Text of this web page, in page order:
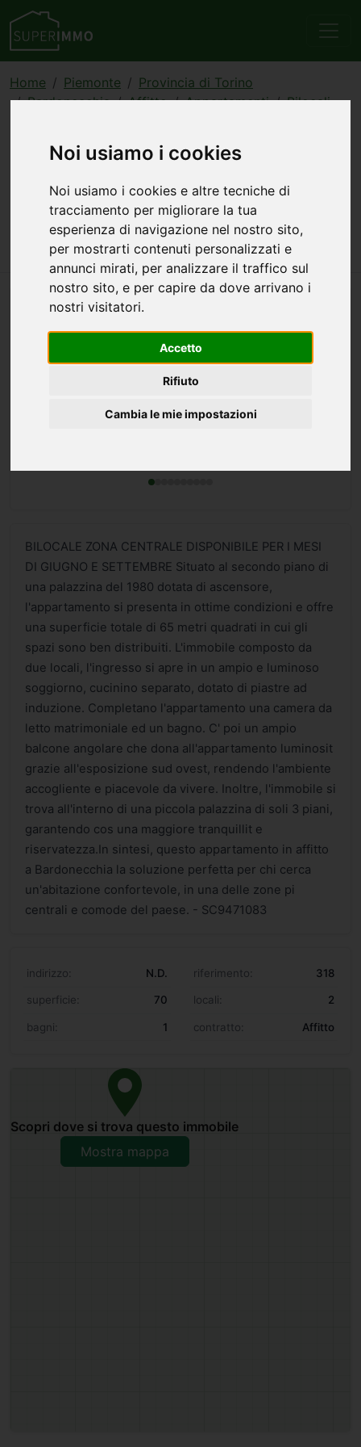
Noi usiamo i cookies
Noi usiamo i cookies e altre tecniche di
tracciamento per migliorare la tua
esperienza di navigazione nel nostro sito,
per mostrarti contenuti personalizzati e
annunci mirati, per analizzare il traffico sul
nostro sito, e per capire da dove arrivano i
nostri visitatori.
Accetto
Rifiuto
Cambia le mie impostazioni
Home Piemonte
Provincia di Torino
Bardonecchia
Affitto Appartamenti
Bilocali
Appartamento bilocale in
affitto a Bardonecchia
600 € 70 mq 2 stanze
1 bagno
ultimo piano
BILOCALE ZONA CENTRALE DISPONIBILE PER I MESI
DI GIUGNO E SETTEMBRE Situato al secondo piano di
una palazzina del 1980 dotata di ascensore,
l'appartamento si presenta in ottime condizioni e offre
una superficie totale di 65 metri quadrati in cui gli
spazi sono ben distribuiti. L'immobile composto da
due locali, l'ingresso si apre in un ampio e luminoso
soggiorno, cucinino separato, dotato di piastre ad
induzione. Completano l'appartamento una camera da
letto matrimoniale ed un bagno. C' poi un ampio
balcone angolare che dona all'appartamento luminosit
grazie all'esposizione sud ovest, rendendo l'ambiente
accogliente e piacevole da vivere. Inoltre, l'immobile si
trova all'interno di una piccola palazzina di soli 3 piani,
garantendo cos una maggiore tranquillit e
riservatezza.In sintesi, questo appartamento in affitto
a Bardonecchia la soluzione perfetta per chi cerca
un'abitazione confortevole, in una delle zone pi
centrali e comode del paese. - SC9471083
indirizzo: N.D. riferimento: 318
superficie: 70 locali: 2
bagni: 1 contratto: Affitto
Scopri dove si trova questo immobile
Mostra mappa